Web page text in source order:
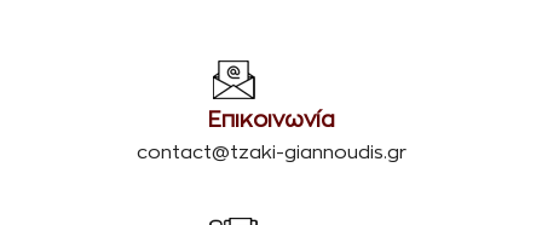
Επικοινωνία
contact@tzaki-giannoudis.gr